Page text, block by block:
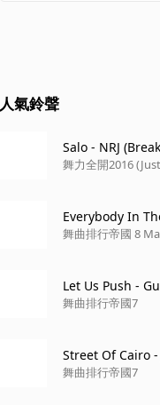
人氣鈴聲
Salo - NRJ
舞力全開2016
Everybody In
舞曲排行帝國 8
Let Us Push -
舞曲排行帝國7
Street Of Cairo
舞曲排行帝國7